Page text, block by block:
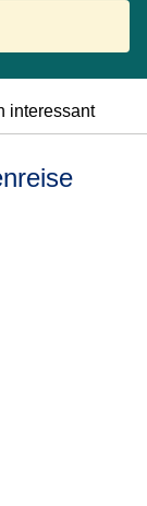
interessant